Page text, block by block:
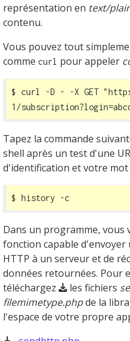
représentation en text/
contenu.
Vous pouvez tout
comme curl pour appeler
$ curl -D - -X GET
1/
Tapez la commande
shell après un test d'une
d'identification et votre mot
$ history -c
Dans un programme, vous
fonction capable d'envoyer
HTTP à un serveur et de
données retournées. Pour
téléchargez
les fichiers
filemimetype.phpde la
l'espace de votre propre